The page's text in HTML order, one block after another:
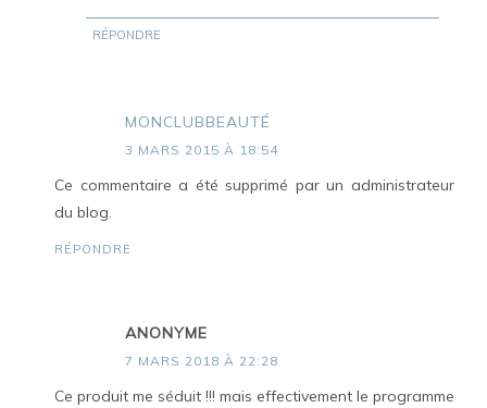
RÉPONDRE
MONCLUBBEAUTÉ
3 MARS 2015 À 18:54
Ce commentaire a été supprimé par un administrateur
du blog.
RÉPONDRE
ANONYME
7 MARS 2018 À 22:28
Ce produit me séduit !!! mais effectivement le programme